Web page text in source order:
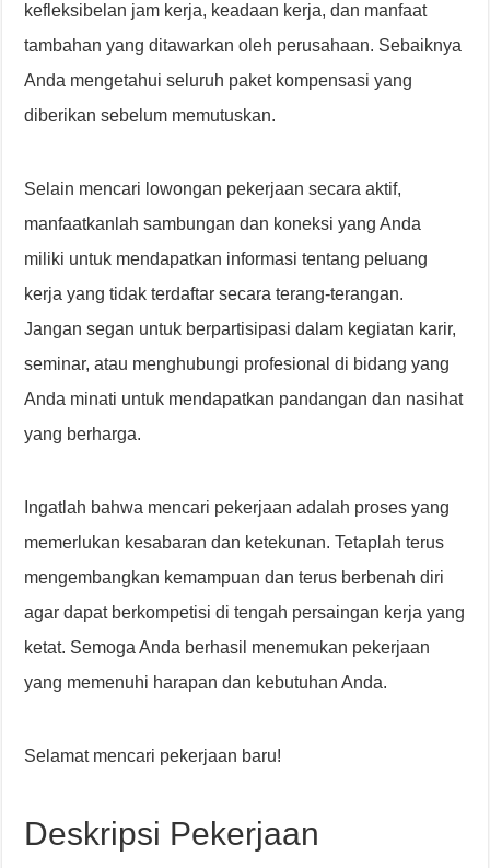
kefleksibelan jam kerja, keadaan kerja, dan manfaat
tambahan yang ditawarkan oleh perusahaan. Sebaiknya
Anda mengetahui seluruh paket kompensasi yang
diberikan sebelum memutuskan.
Selain mencari lowongan pekerjaan secara aktif,
manfaatkanlah sambungan dan koneksi yang Anda
miliki untuk mendapatkan informasi tentang peluang
kerja yang tidak terdaftar secara terang-terangan.
Jangan segan untuk berpartisipasi dalam kegiatan karir,
seminar, atau menghubungi profesional di bidang yang
Anda minati untuk mendapatkan pandangan dan nasihat
yang berharga.
Ingatlah bahwa mencari pekerjaan adalah proses yang
memerlukan kesabaran dan ketekunan. Tetaplah terus
mengembangkan kemampuan dan terus berbenah diri
agar dapat berkompetisi di tengah persaingan kerja yang
ketat. Semoga Anda berhasil menemukan pekerjaan
yang memenuhi harapan dan kebutuhan Anda.
Selamat mencari pekerjaan baru!
Deskripsi Pekerjaan